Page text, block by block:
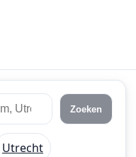
Zoeken
Utrecht